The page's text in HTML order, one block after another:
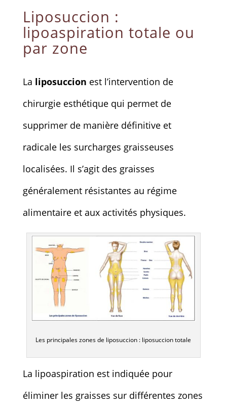
Liposuccion :
lipoaspiration totale ou
par zone
La liposuccion est l’intervention de
chirurgie esthétique qui permet de
supprimer de manière définitive et
radicale les surcharges graisseuses
localisées. Il s’agit des graisses
généralement résistantes au régime
alimentaire et aux activités physiques.
Les principales zones de liposuccion : liposuccion totale
La lipoaspiration est indiquée pour
éliminer les graisses sur différentes zones